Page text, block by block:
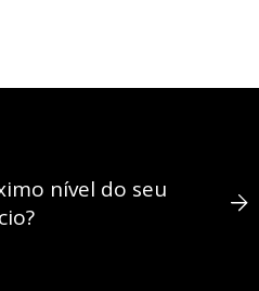
nível do seu